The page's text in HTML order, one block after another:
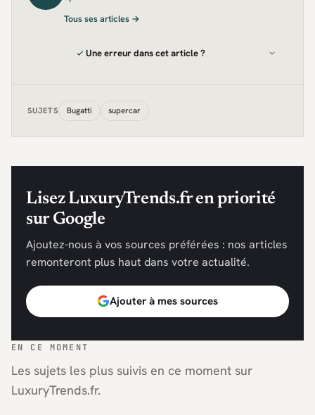
Tous ses articles →
Une erreur dans cet article ?
SUJETS Bugatti supercar
Lisez LuxuryTrends.fr en priorité
sur Google
Ajoutez-nous à vos sources préférées : nos articles
remonteront plus haut dans votre actualité.
Ajouter à mes sources
EN CE MOMENT
Les sujets les plus suivis en ce moment sur
LuxuryTrends.fr.